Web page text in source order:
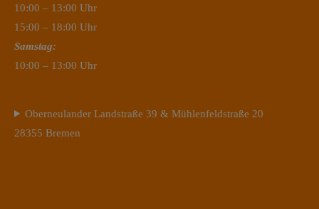
10:00 – 13:00 Uhr
15:00 – 18:00 Uhr
Samstag:
10:00 – 13:00 Uhr
Oberneulander Landstraße 39 & Mühlenfeldstraße 20
28355 Bremen